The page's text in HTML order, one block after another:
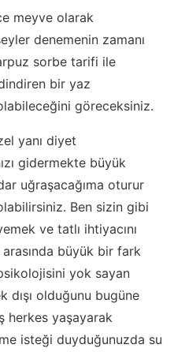
meyve olarak
denemenin zamanı
sorbe tarifi ile
bir yaz
göreceksiniz.
yanı diyet
gidermekte büyük
uğraşacağıma oturur
Ben sizin gibi
ve tatlı ihtiyacını
büyük bir fark
yok sayan
dışı olduğunu bugüne
herkes yaşayarak
isteği duyduğunuzda su